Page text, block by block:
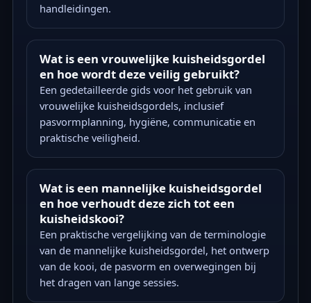
handleidingen.
Wat is een vrouwelijke kuisheidsgordel
en hoe wordt deze veilig gebruikt?
Een gedetailleerde gids voor het gebruik van
vrouwelijke kuisheidsgordels, inclusief
pasvormplanning, hygiëne, communicatie en
praktische veiligheid.
Wat is een mannelijke kuisheidsgordel
en hoe verhoudt deze zich tot een
kuisheidskooi?
Een praktische vergelijking van de terminologie
van de mannelijke kuisheidsgordel, het ontwerp
van de kooi, de pasvorm en overwegingen bij
het dragen van lange sessies.